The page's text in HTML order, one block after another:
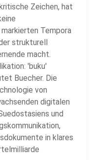
Zeichen, hat
Tempora
strukturell
macht.
'buku'
Buecher. Die
von
digitalen
und
in klares